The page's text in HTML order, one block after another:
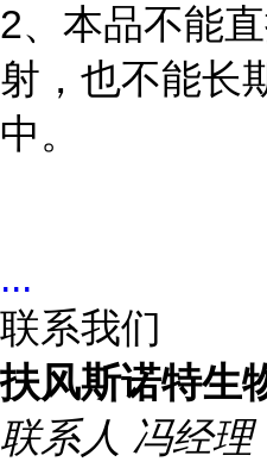
2、本品不能
射，也不能长
中。
...
联系我们
扶风斯诺特生
联系人 冯经理